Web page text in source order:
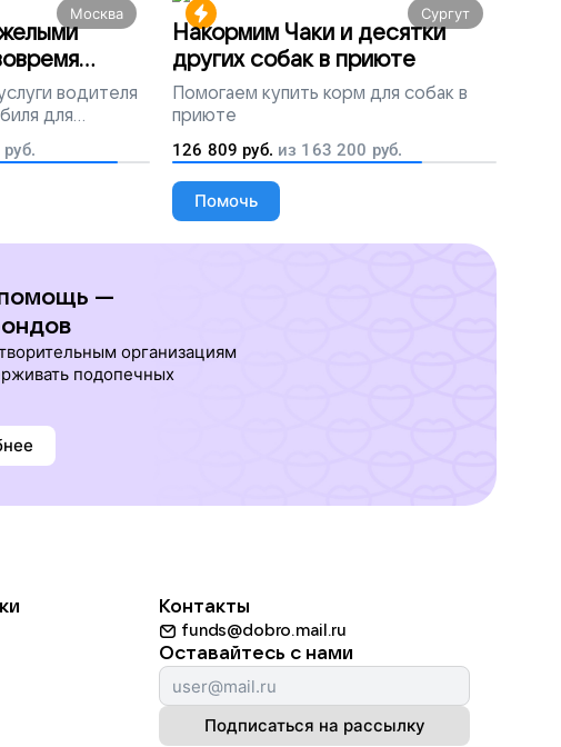
Москва
водителя
для
людей
руб.
Сургут
Накормим Чаки и десятки
других собак в приюте
Помогаем купить корм для собак в
приюте
126 809 руб. из 163 200 руб.
Помочь
помощь —
организациям
подопечных
Контакты
funds@dobro.mail.ru
Оставайтесь с нами
Подписаться на рассылку